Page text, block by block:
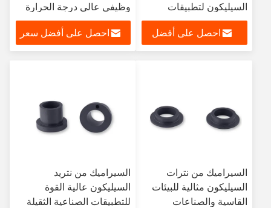
السيليكون لتطبيقات
الطلب العالي
احصل على أفضل
وظيفي عالي درجة الحرارة
مع نسيج مركزي
احصل على أفضل سعر
السيراميك من نترات
السيليكون مثالية للبيئات
القاسية والصناعات
السيراميك من نتريد
السيليكون عالية القوة
للتطبيقات الصناعية الثقيلة